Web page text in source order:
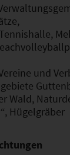
und
Wald,
Hügelgräber